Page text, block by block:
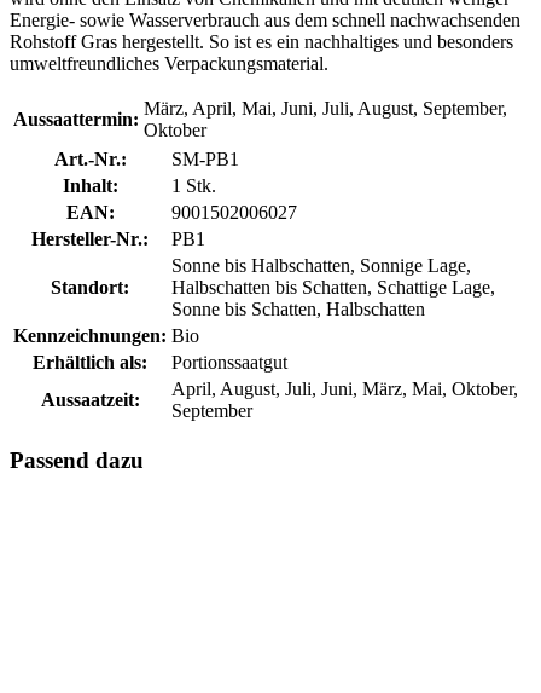
Energie- sowie Wasserverbrauch aus dem schnell nachwachsenden
Rohstoff Gras hergestellt. So ist es ein nachhaltiges und besonders
umweltfreundliches Verpackungsmaterial.
Aussaattermin:
März, April, Mai, Juni, Juli, August, September,
Oktober
Art.-Nr.:
SM-PB1
Inhalt:
1 Stk.
EAN:
9001502006027
Hersteller-Nr.:
PB1
Standort:
Sonne bis Halbschatten, Sonnige Lage,
Halbschatten bis Schatten, Schattige Lage,
Sonne bis Schatten, Halbschatten
Kennzeichnungen: Bio
Erhältlich als:
Portionssaatgut
Aussaatzeit:
April, August, Juli, Juni, März, Mai, Oktober,
September
Passend dazu